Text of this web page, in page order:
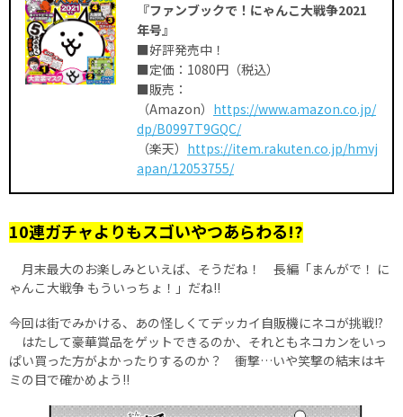
『ファンブックで！にゃんこ大戦争2021
年号』
■好評発売中！
■定価：1080円（税込）
■販売：
（Amazon） https://www.amazon.co.jp/
dp/B0997T9GQC/
（楽天） https://item.rakuten.co.jp/hmvj
apan/12053755/
10連ガチャよりもスゴいやつあらわる!?
月末最大のお楽しみといえば、そうだね！ 長編「まんがで！ に
ゃんこ大戦争 もういっちょ！」だね!!
今回は街でみかける、あの怪しくてデッカイ自販機にネコが挑戦!?
はたして豪華賞品をゲットできるのか、それともネコカンをいっ
ぱい買った方がよかったりするのか？ 衝撃…いや笑撃の結末はキ
ミの目で確かめよう!!